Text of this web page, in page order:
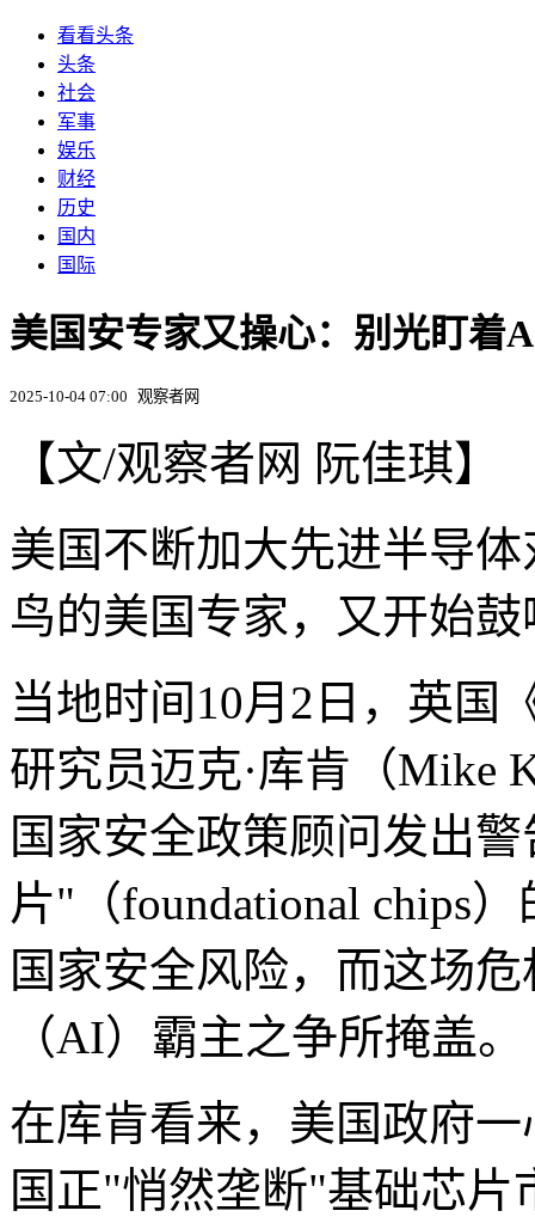
看看头条
头条
社会
军事
娱乐
财经
历史
国内
国际
美国安专家又操心：别光盯着
2025-10-04 07:00 观察者网
【文/观察者网 阮佳琪】
美国不断加大先进半导
鸟的美国专家，又开始
当地时间10月2日，英国
研究员迈克·库肯（Mike
国家安全政策顾问发出
片"（foundational chips
国家安全风险，而这场
（AI）霸主之争所掩盖。
在库肯看来，美国政府
国正"悄然垄断"基础芯